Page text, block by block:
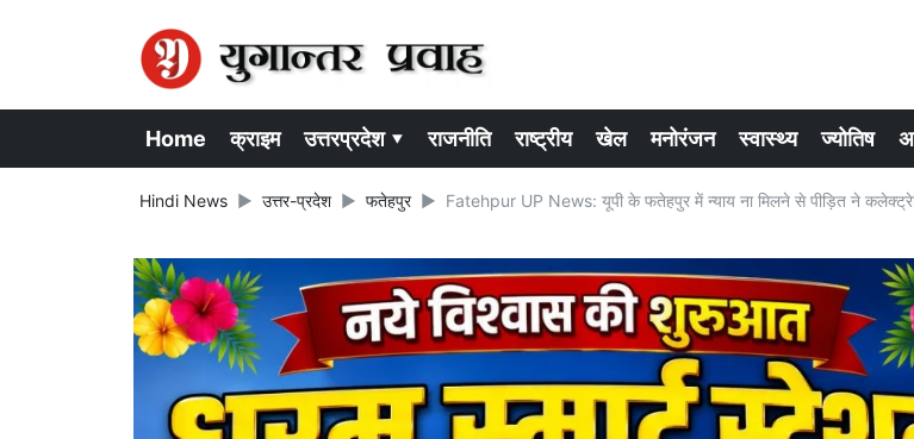
Home क्राइम उत्तरप्रदेश ▾ राजनीति राष्ट्रीय खेल मनोरंजन स्वास्थ्य ज्योतिष
Hindi News उत्तर-प्रदेश फतेहपुर Fatehpur UP News: यूपी के फतेहपुर में न्याय ना मिलने से पीड़ित ने